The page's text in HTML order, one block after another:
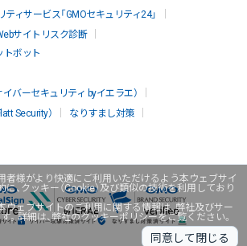
者様がより快適にご利用いただけるよう本ウェブサイ
に、クッキー（Cookie）及び類似の技術を利用しており
ウェブサイトのご利用に関する情報は、弊社及びサー
。詳細は、弊社のクッキーポリシーをご覧ください。
同意して閉じる
ィサービス「GMOセキュリティ24」
サイトリスク診断
トボット
バーセキュリティ byイエラエ）
Security）
なりすまし対策